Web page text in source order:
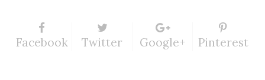
Facebook Twitter Google+ Pinterest